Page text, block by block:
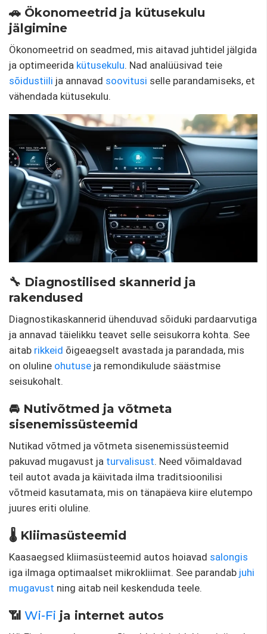
🚗 Ökonomeetrid ja kütusekulu
jälgimine
Ökonomeetrid on seadmed, mis aitavad juhtidel jälgida
ja optimeerida kütusekulu. Nad analüüsivad teie
sõidustiili ja annavad soovitusi selle parandamiseks, et
vähendada kütusekulu.
🔧 Diagnostilised skannerid ja
rakendused
Diagnostikaskannerid ühenduvad sõiduki pardaarvutiga
ja annavad täielikku teavet selle seisukorra kohta. See
aitab rikkeid õigeaegselt avastada ja parandada, mis
on oluline ohutuse ja remondikulude säästmise
seisukohalt.
🚘 Nutivõtmed ja võtmeta
sisenemissüsteemid
Nutikad võtmed ja võtmeta sisenemissüsteemid
pakuvad mugavust ja turvalisust. Need võimaldavad
teil autot avada ja käivitada ilma traditsioonilisi
võtmeid kasutamata, mis on tänapäeva kiire elutempo
juures eriti oluline.
🌡️ Kliimasüsteemid
Kaasaegsed kliimasüsteemid autos hoiavad salongis
iga ilmaga optimaalset mikrokliimat. See parandab juhi
mugavust ning aitab neil keskenduda teele.
📶 Wi-Fi ja internet autos